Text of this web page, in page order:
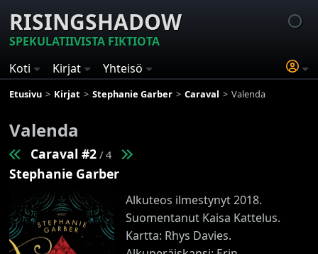
RISINGSHADOW
SPEKULATIIVISTA FIKTIOTA
Koti
Kirjat Yhteisö
Etusivu Kirjat Stephanie Garber Caraval Valenda
Valenda
Caraval #2 / 4
Stephanie Garber
Alkuteos ilmestynyt 2018.
Suomentanut Kaisa Kattelus.
Kartta: Rhys Davies.